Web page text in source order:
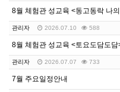
관리자 2026.07.10 588
8월 체험관 성교육 <토요도담도담
관리자 2026.07.07 733
7월 주요일정안내